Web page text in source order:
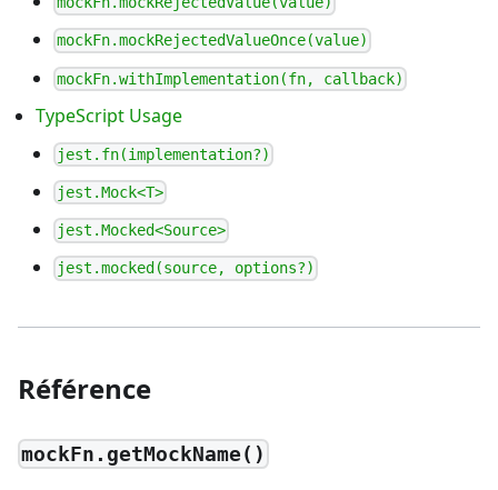
mockFn.mockRejectedValueOnce(value)
mockFn.withImplementation(fn, callback)
TypeScript Usage
jest.fn(implementation?)
jest.Mock<T>
jest.Mocked<Source>
jest.mocked(source, options?)
Référence
mockFn.getMockName()